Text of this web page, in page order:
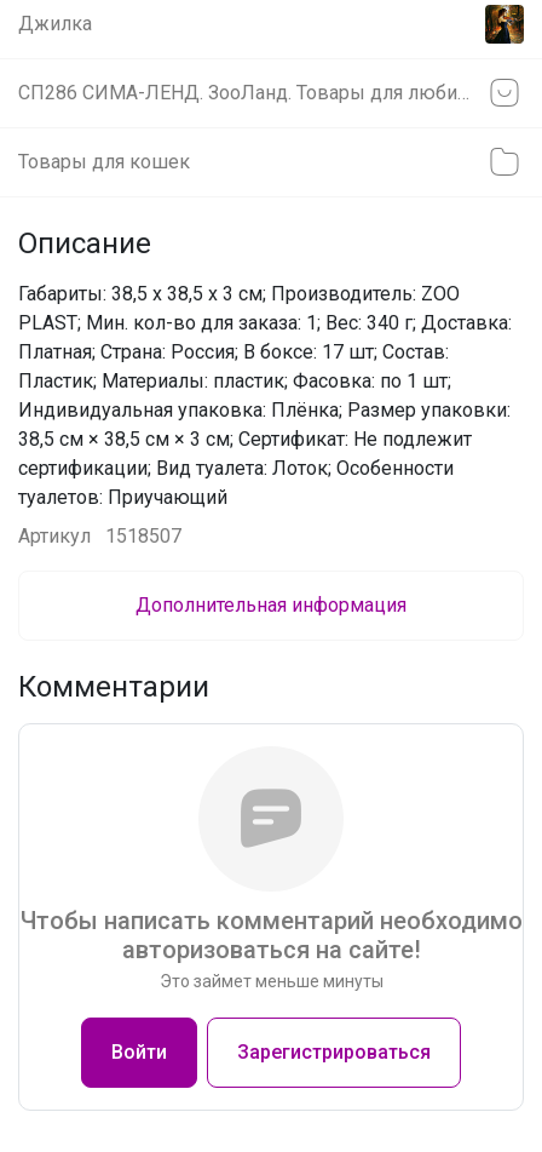
Джилка
Товары для кошек
Описание
Габариты: 38,5 x 38,5 x 3 см; Производитель: ZOO
PLAST; Мин. кол-во для заказа: 1; Вес: 340 г; Доставка:
Платная; Страна: Россия; В боксе: 17 шт; Состав:
Пластик; Материалы: пластик; Фасовка: по 1 шт;
Индивидуальная упаковка: Плёнка; Размер упаковки:
38,5 см × 38,5 см × 3 см; Сертификат: Не подлежит
сертификации; Вид туалета: Лоток; Особенности
туалетов: Приучающий
Артикул
1518507
Дополнительная информация
Комментарии
Чтобы написать комментарий необходимо
авторизоваться на сайте!
Это займет меньше минуты
Войти Зарегистрироваться